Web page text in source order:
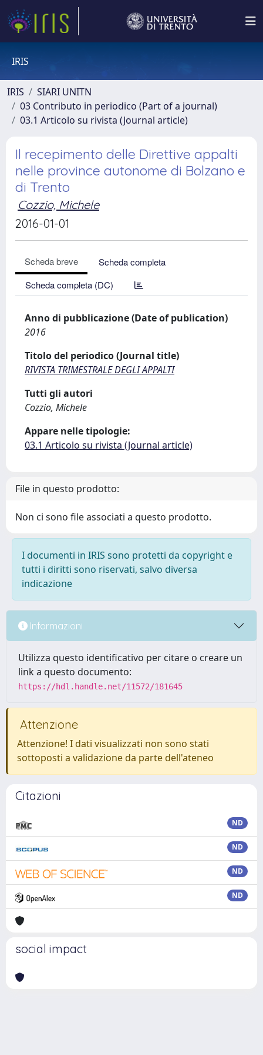
IRIS
IRIS
SIARI UNITN
03 Contributo in periodico (Part of a journal)
03.1 Articolo su rivista (Journal article)
Il recepimento delle Direttive appalti
nelle province autonome di Bolzano e
di Trento
Cozzio, Michele
2016-01-01
Scheda breve
Scheda completa
Scheda completa (DC)
Anno di pubblicazione (Date of publication)
2016
Titolo del periodico (Journal title)
RIVISTA TRIMESTRALE DEGLI APPALTI
Tutti gli autori
Cozzio, Michele
Appare nelle tipologie:
03.1 Articolo su rivista (Journal article)
File in questo prodotto:
Non ci sono file associati a questo prodotto.
I documenti in IRIS sono protetti da copyright e
tutti i diritti sono riservati, salvo diversa
indicazione
Informazioni
Utilizza questo identificativo per citare o creare un
link a questo documento:
https://hdl.handle.net/11572/181645
Attenzione
Attenzione! I dati visualizzati non sono stati
sottoposti a validazione da parte dell'ateneo
Citazioni
ND
ND
ND
ND
social impact